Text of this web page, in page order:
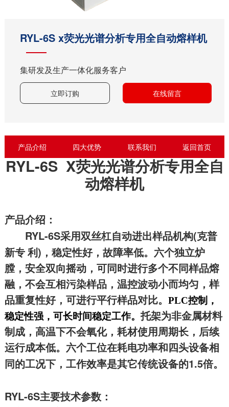
全自动熔样机类
RYL-6S x荧光光谱分析专用全自动熔样机
集研发及生产一体化服务客户
立即订购 在线留言
产品介绍 四大优势 联系我们 返回首页
RYL-6S X荧光光谱分析专用全自
动熔样机
产品介绍：
RYL-6S采用双丝杠自动进出样品机构(克普
新专 利) ，稳定性好，故障率低。六个独立炉
膛，安全双向摇动，可同时进行多个不同样品熔
融，不会互相污染样品，温控波动小而均匀，样
品重复性好，可进行平行样品对比。 PLC控制，
稳定性强，可长时间稳定工作。 托架为非金属材料
制成，高温下不会氧化，耗材使用周期长，后续
运行成本低。六个工位在耗电功率和四头设备相
同的工况下，工作效率是其它传统设备的1.5倍。
RYL-6S主要技术参数：